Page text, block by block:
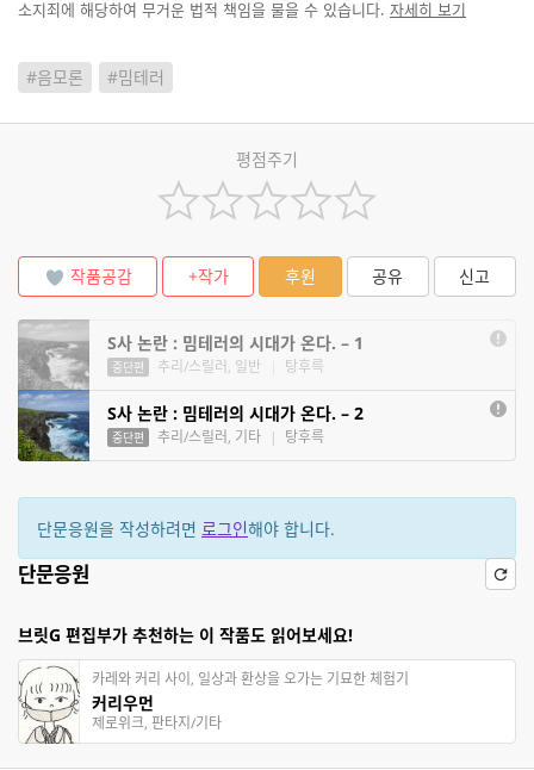
소지죄에 해당하여 무거운 법적 책임을 물을 수 있습니다. 자세히 보기
#음모론 #밈테러
평점주기
작품공감 +작가 후원 공유 신고
S사 논란 : 밈테러의 시대가 온다. – 1
중단편 추리/스릴러, 일반 탕후륵
S사 논란 : 밈테러의 시대가 온다. – 2
중단편 추리/스릴러, 기타 | 탕후륵
단문응원을 작성하려면 로그인해야 합니다.
단문응원
브릿G 편집부가 추천하는 이 작품도 읽어보세요!
카레와 커리 사이, 일상과 환상을 오가는 기묘한 체험기
커리우먼
제로위크, 판타지/기타